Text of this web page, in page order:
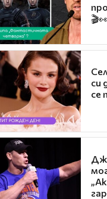
си
се